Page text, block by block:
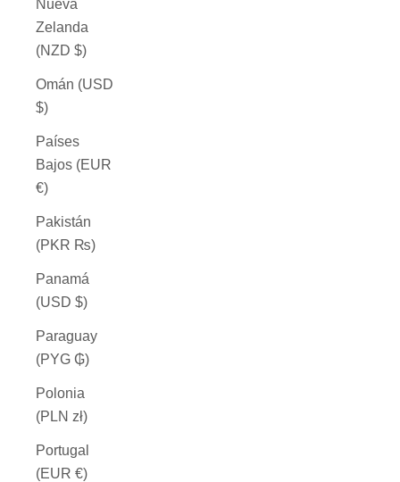
Nueva
Zelanda
(NZD $)
Omán (USD
$)
Países
Bajos (EUR
€)
Pakistán
(PKR ₨)
Panamá
(USD $)
Paraguay
(PYG ₲)
Polonia
(PLN zł)
Portugal
(EUR €)